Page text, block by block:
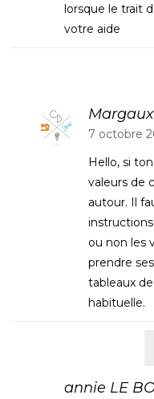
lorsque le trait
votre aide
Margaux
7 octobre
Hello, si
valeurs de
autour. Il
instructions
ou non les
prendre
tableaux
habituelle.
annie LE